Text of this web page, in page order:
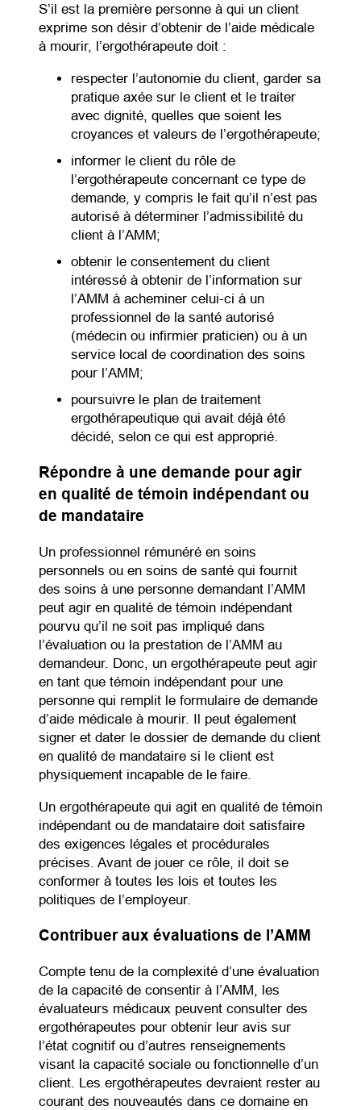
S’il est la première personne à qui un client
exprime son désir d’obtenir de l’aide médicale
à mourir, l’ergothérapeute doit :
respecter l’autonomie du client, garder sa
pratique axée sur le client et le traiter
avec dignité, quelles que soient les
croyances et valeurs de l’ergothérapeute;
informer le client du rôle de
l’ergothérapeute concernant ce type de
demande, y compris le fait qu’il n’est pas
autorisé à déterminer l’admissibilité du
client à l’AMM;
obtenir le consentement du client
intéressé à obtenir de l’information sur
l’AMM à acheminer celui-ci à un
professionnel de la santé autorisé
(médecin ou infirmier praticien) ou à un
service local de coordination des soins
pour l’AMM;
poursuivre le plan de traitement
ergothérapeutique qui avait déjà été
décidé, selon ce qui est approprié.
Répondre à une demande pour agir
en qualité de témoin indépendant ou
de mandataire
Un professionnel rémunéré en soins
personnels ou en soins de santé qui fournit
des soins à une personne demandant l’AMM
peut agir en qualité de témoin indépendant
pourvu qu’il ne soit pas impliqué dans
l’évaluation ou la prestation de l’AMM au
demandeur. Donc, un ergothérapeute peut agir
en tant que témoin indépendant pour une
personne qui remplit le formulaire de demande
d’aide médicale à mourir. Il peut également
signer et dater le dossier de demande du client
en qualité de mandataire si le client est
physiquement incapable de le faire.
Un ergothérapeute qui agit en qualité de témoin
indépendant ou de mandataire doit satisfaire
des exigences légales et procédurales
précises. Avant de jouer ce rôle, il doit se
conformer à toutes les lois et toutes les
politiques de l’employeur.
Contribuer aux évaluations de l’AMM
Compte tenu de la complexité d’une évaluation
de la capacité de consentir à l’AMM, les
évaluateurs médicaux peuvent consulter des
ergothérapeutes pour obtenir leur avis sur
l’état cognitif ou d’autres renseignements
visant la capacité sociale ou fonctionnelle d’un
client. Les ergothérapeutes devraient rester au
courant des nouveautés dans ce domaine en